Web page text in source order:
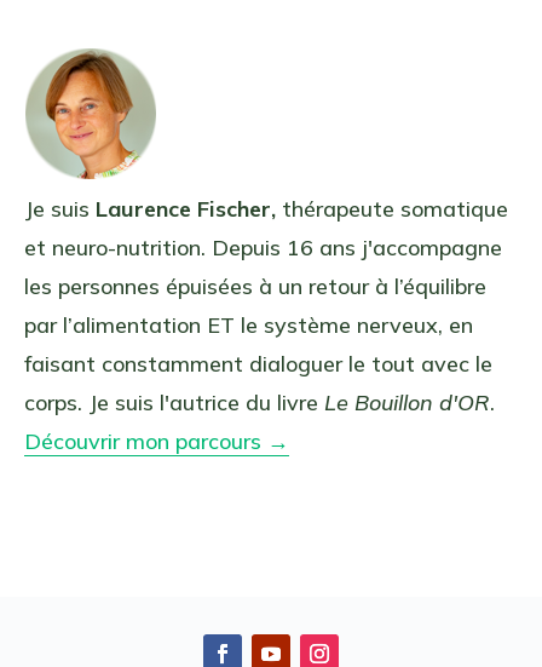
Je suis Laurence Fischer, thérapeute somatique
et neuro-nutrition. Depuis 16 ans j'accompagne
les personnes épuisées à un retour à l’équilibre
par l’alimentation ET le système nerveux, en
faisant constamment dialoguer le tout avec le
corps. Je suis l'autrice du livre Le Bouillon d'OR.
Découvrir mon parcours →